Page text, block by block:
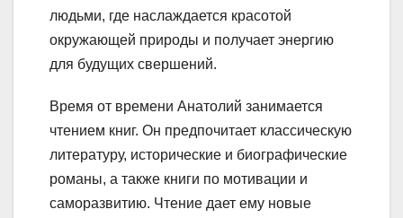
людьми, где наслаждается красотой
окружающей природы и получает энергию
для будущих свершений.
Время от времени Анатолий занимается
чтением книг. Он предпочитает классическую
литературу, исторические и биографические
романы, а также книги по мотивации и
саморазвитию. Чтение дает ему новые